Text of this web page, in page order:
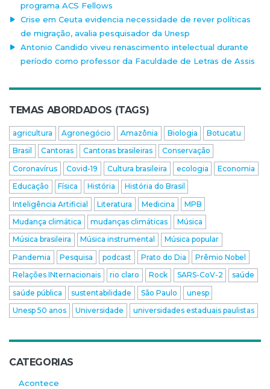
programa ACS Fellows
Crise em Ceuta evidencia necessidade de rever políticas
de migração, avalia pesquisador da Unesp
Antonio Candido viveu renascimento intelectual durante
período como professor da Faculdade de Letras de Assis
TEMAS ABORDADOS (TAGS)
agricultura Agronegócio Amazônia Biologia
Botucatu
Brasil
Cantoras Cantoras brasileiras
Conservação
Coronavírus
Covid-19 Cultura brasileira ecologia
Economia
Educação
Física História
História do Brasil
Inteligência Artificial
Literatura Medicina
MPB
Mudança climática
mudanças climáticas
Música
Música brasileira
Música instrumental
Música popular
Pandemia
Pesquisa podcast Prato do Dia
Prêmio Nobel
Relações INternacionais
rio claro Rock SARS-CoV-2
saúde
saúde pública
sustentabilidade São Paulo
unesp
Unesp 50 anos
Universidade universidades estaduais paulistas
CATEGORIAS
Acontece